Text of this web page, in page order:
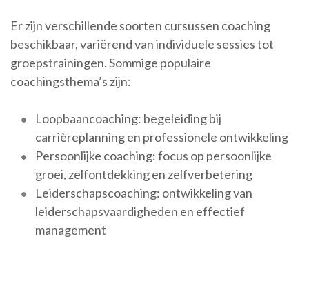
Er zijn verschillende soorten cursussen coaching
beschikbaar, variërend van individuele sessies tot
groepstrainingen. Sommige populaire
coachingsthema’s zijn:
Loopbaancoaching: begeleiding bij
carrièreplanning en professionele ontwikkeling
Persoonlijke coaching: focus op persoonlijke
groei, zelfontdekking en zelfverbetering
Leiderschapscoaching: ontwikkeling van
leiderschapsvaardigheden en effectief
management